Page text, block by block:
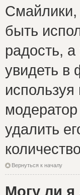
Смайлики,
быть
радость,
увидеть в
удалить
Вернуться к началу
Могу ли